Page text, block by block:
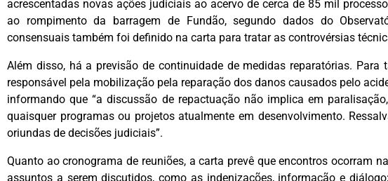
acrescentadas novas ações judiciais ao acervo de cerca de 85 mil
ao rompimento da barragem de Fundão, segundo dados do
consensuais também foi definido na carta para tratar as controvérsias
Além disso, há a previsão de continuidade de medidas reparatórias. Para
responsável pela mobilização pela reparação dos danos causados pelo
informando que “a discussão de repactuação não implica em
quaisquer programas ou projetos atualmente em desenvolvimento.
oriundas de decisões judiciais”.
Quanto ao cronograma de reuniões, a carta prevê que encontros ocorram
assuntos a serem discutidos, como as indenizações, informação e